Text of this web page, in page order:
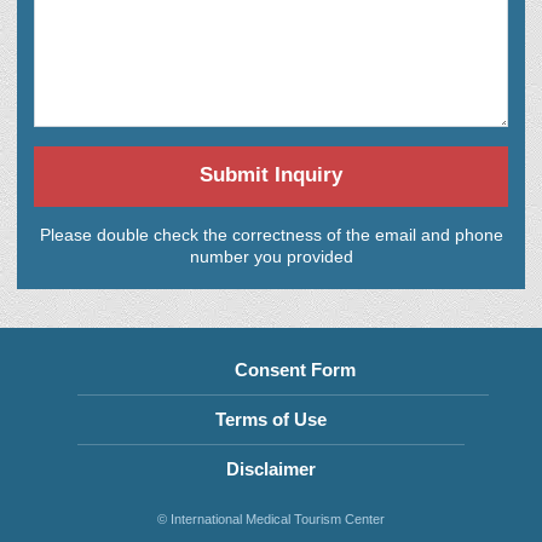
Submit Inquiry
Please double check the correctness of the email and phone
number you provided
Consent Form
Terms of Use
Disclaimer
© International Medical Tourism Center